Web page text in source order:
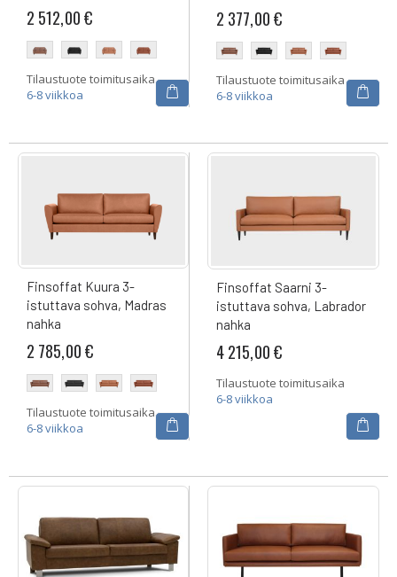
2 512,00 €
Tilaustuote toimitusaika
6-8 viikkoa
2 377,00 €
Tilaustuote toimitusaika
6-8 viikkoa
Finsoffat Kuura 3-
istuttava sohva, Madras
nahka
2 785,00 €
Tilaustuote toimitusaika
6-8 viikkoa
Finsoffat Saarni 3-
istuttava sohva, Labrador
nahka
4 215,00 €
Tilaustuote toimitusaika
6-8 viikkoa